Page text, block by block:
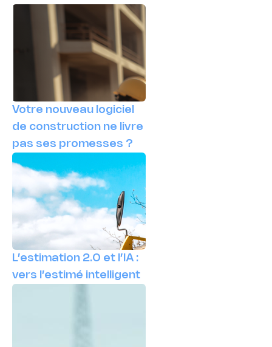
Votre nouveau logiciel
de construction ne livre
pas ses promesses ?
L’estimation 2.0 et l’IA :
vers l’estimé intelligent